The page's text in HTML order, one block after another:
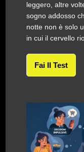
leggero, altre
sogno addosso
notte non è solo
in cui il cervello
Fai Il Test